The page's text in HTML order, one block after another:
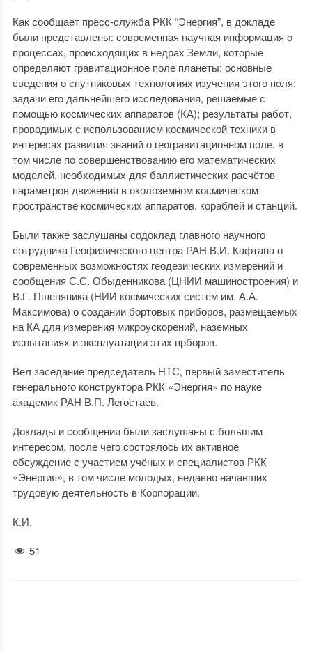
Как сообщает пресс-служба РКК “Энергия”, в докладе
были представлены: современная научная информация о
процессах, происходящих в недрах Земли, которые
определяют гравитационное поле планеты; основные
сведения о спутниковых технологиях изучения этого поля;
задачи его дальнейшего исследования, решаемые с
помощью космических аппаратов (КА); результаты работ,
проводимых с использованием космической техники в
интересах развития знаний о геогравитационном поле, в
том числе по совершенствованию его математических
моделей, необходимых для баллистических расчётов
параметров движения в околоземном космическом
пространстве космических аппаратов, кораблей и станций.
Были также заслушаны содоклад главного научного
сотрудника Геофизического центра РАН В.И. Кафтана о
современных возможностях геодезических измерений и
сообщения С.С. Обыденникова (ЦНИИ машиностроения) и
В.Г. Пшеняника (НИИ космических систем им. А.А.
Максимова) о создании бортовых приборов, размещаемых
на КА для измерения микроускорений, наземных
испытаниях и эксплуатации этих прборов.
Вел заседание председатель НТС, первый заместитель
генерального конструктора РКК «Энергия» по науке
академик РАН В.П. Легостаев.
Доклады и сообщения были заслушаны с большим
интересом, после чего состоялось их активное
обсуждение с участием учёных и специалистов РКК
«Энергия», в том числе молодых, недавно начавших
трудовую деятельность в Корпорации.
К.И.
51